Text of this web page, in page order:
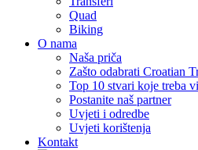
Quad
Biking
O nama
Naša priča
Zašto odabrati Croatian
Top 10 stvari koje treba
Postanite naš partner
Uvjeti i odredbe
Uvjeti korištenja
Kontakt